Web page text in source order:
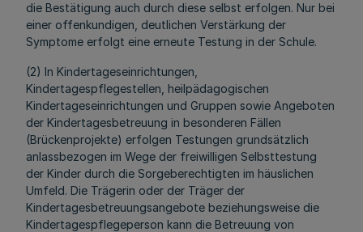
die Bestätigung auch durch diese selbst erfolgen. Nur bei
einer offenkundigen, deutlichen Verstärkung der
Symptome erfolgt eine erneute Testung in der Schule.
(2) In Kindertageseinrichtungen,
Kindertagespflegestellen, heilpädagogischen
Kindertageseinrichtungen und Gruppen sowie Angeboten
der Kindertagesbetreuung in besonderen Fällen
(Brückenprojekte) erfolgen Testungen grundsätzlich
anlassbezogen im Wege der freiwilligen Selbsttestung
der Kinder durch die Sorgeberechtigten im häuslichen
Umfeld. Die Trägerin oder der Träger der
Kindertagesbetreuungsangebote beziehungsweise die
Kindertagespflegeperson kann die Betreuung von